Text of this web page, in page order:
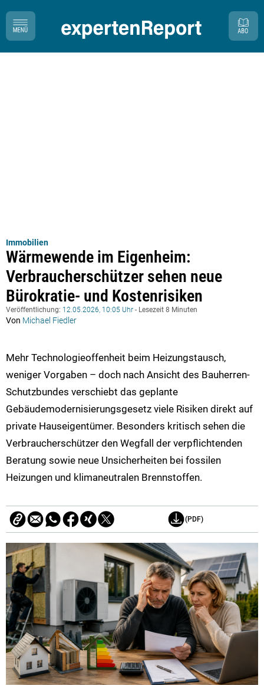
Immobilien
Wärmewende im Eigenheim:
Verbraucherschützer sehen neue
Bürokratie- und Kostenrisiken
Veröffentlichung: 12.05.2026, 10:05 Uhr - Lesezeit 8 Minuten
Von Michael Fiedler
Mehr Technologieoffenheit beim Heizungstausch,
weniger Vorgaben – doch nach Ansicht des Bauherren-
Schutzbundes verschiebt das geplante
Gebäudemodernisierungsgesetz viele Risiken direkt auf
private Hauseigentümer. Besonders kritisch sehen die
Verbraucherschützer den Wegfall der verpflichtenden
Beratung sowie neue Unsicherheiten bei fossilen
Heizungen und klimaneutralen Brennstoffen.
(PDF)